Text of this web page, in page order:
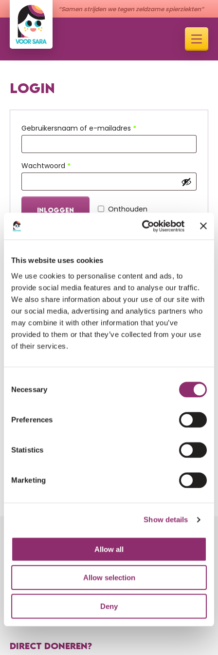
This website uses cookies
We use cookies to personalise content and ads, to
provide social media features and to analyse our traffic.
We also share information about your use of our site with
our social media, advertising and analytics partners who
may combine it with other information that you’ve
provided to them or that they’ve collected from your use
of their services.
Selection
Necessary
Preferences
Statistics
Marketing
Show details
Allow all
Allow selection
Deny
“Samen strijden we tegen zeldzame spierziekten”
LOGIN
Gebruikersnaam of e-mailadres *Vereist
Wachtwoord *Vereist
Onthouden
INLOGGEN
Je wachtwoord vergeten?
REGISTREREN
E-mailadres *Vereist
VOLG DE ONTWIKKELINGEN
AANMELDEN NIEUWSBRIEF
DIRECT DONEREN?